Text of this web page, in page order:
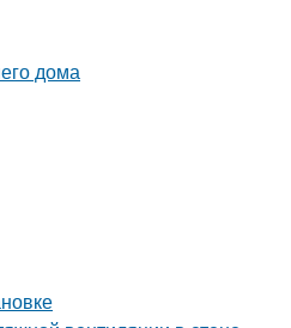
дома